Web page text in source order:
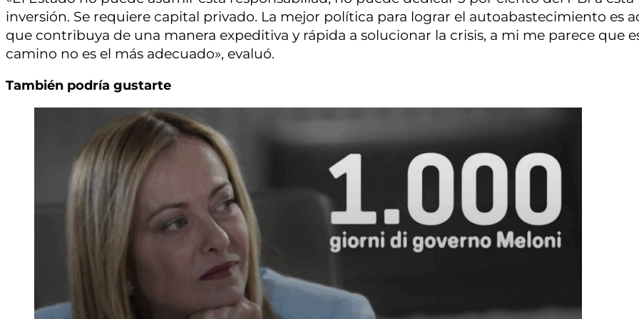
inversión. Se requiere capital privado. La mejor política para lograr el autoabastecimiento es
que contribuya de una manera expeditiva y rápida a solucionar la crisis, a mi me parece que
camino no es el más adecuado», evaluó.
También podría gustarte